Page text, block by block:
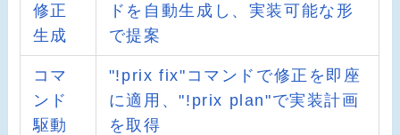
修正
生成
ドを自動生成し、実装可能な形
で提案
コマ
ンド
駆動
"!prix fix"コマンドで修正を即座
に適用、"!prix plan"で実装計画
を取得